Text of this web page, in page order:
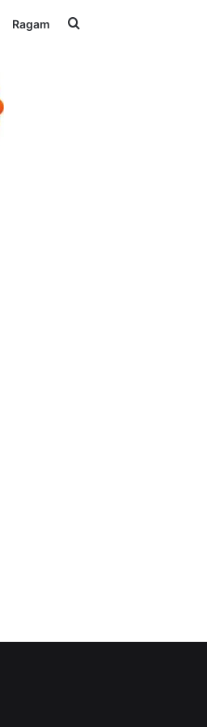
Ragam Search for